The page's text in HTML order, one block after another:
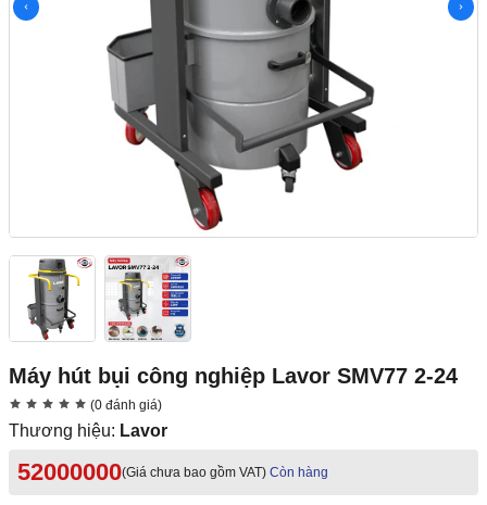
Máy hút bụi công nghiệp Lavor SMV77 2-24
(0 đánh giá)
Thương hiệu: Lavor
52000000(Giá chưa bao gồm VAT) Còn hàng